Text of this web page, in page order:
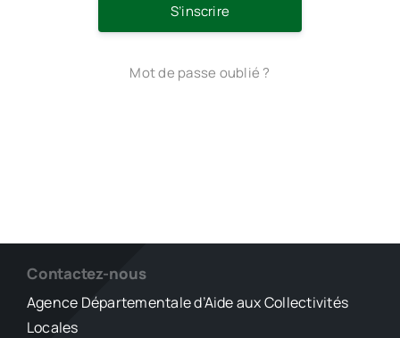
S’inscrire
Mot de passe oublié ?
Contactez-nous
Agence Départementale d’Aide aux Collectivités
Locales